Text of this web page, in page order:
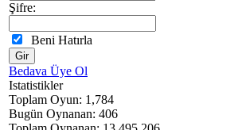
Şifre:
Beni Hatırla
Bedava Üye Ol
Istatistikler
Toplam Oyun: 1,784
Bugün Oynanan: 406